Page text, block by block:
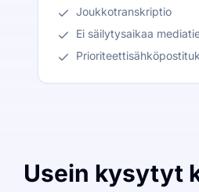
Joukkotranskriptio
Ei säilytysaikaa
Usein kysytyt